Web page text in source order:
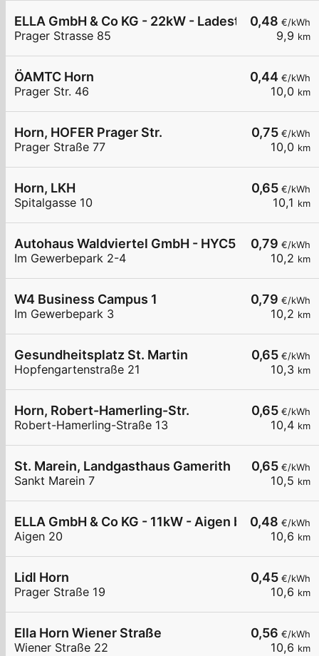
0,48 €/kWh
9,9 km
ELLA GmbH & Co KG - 22kW - Ladestation Horn
Prager Strasse 85
0,44 €/kWh
10,0 km
ÖAMTC Horn
Prager Str. 46
0,75 €/kWh
10,0 km
Horn, HOFER Prager Str.
Prager Straße 77
0,65 €/kWh
10,1 km
Horn, LKH
Spitalgasse 10
0,79 €/kWh
10,2 km
Autohaus Waldviertel GmbH - HYC50
Im Gewerbepark 2-4
0,79 €/kWh
10,2 km
W4 Business Campus 1
Im Gewerbepark 3
0,65 €/kWh
10,3 km
Gesundheitsplatz St. Martin
Hopfengartenstraße 21
0,65 €/kWh
10,4 km
Horn, Robert-Hamerling-Str.
Robert-Hamerling-Straße 13
0,65 €/kWh
10,5 km
St. Marein, Landgasthaus Gamerith
Sankt Marein 7
0,48 €/kWh
10,6 km
ELLA GmbH & Co KG - 11kW - Aigen bei Raabs -
Aigen 20
0,45 €/kWh
10,6 km
Lidl Horn
Prager Straße 19
0,56 €/kWh
10,6 km
Ella Horn Wiener Straße
Wiener Straße 22